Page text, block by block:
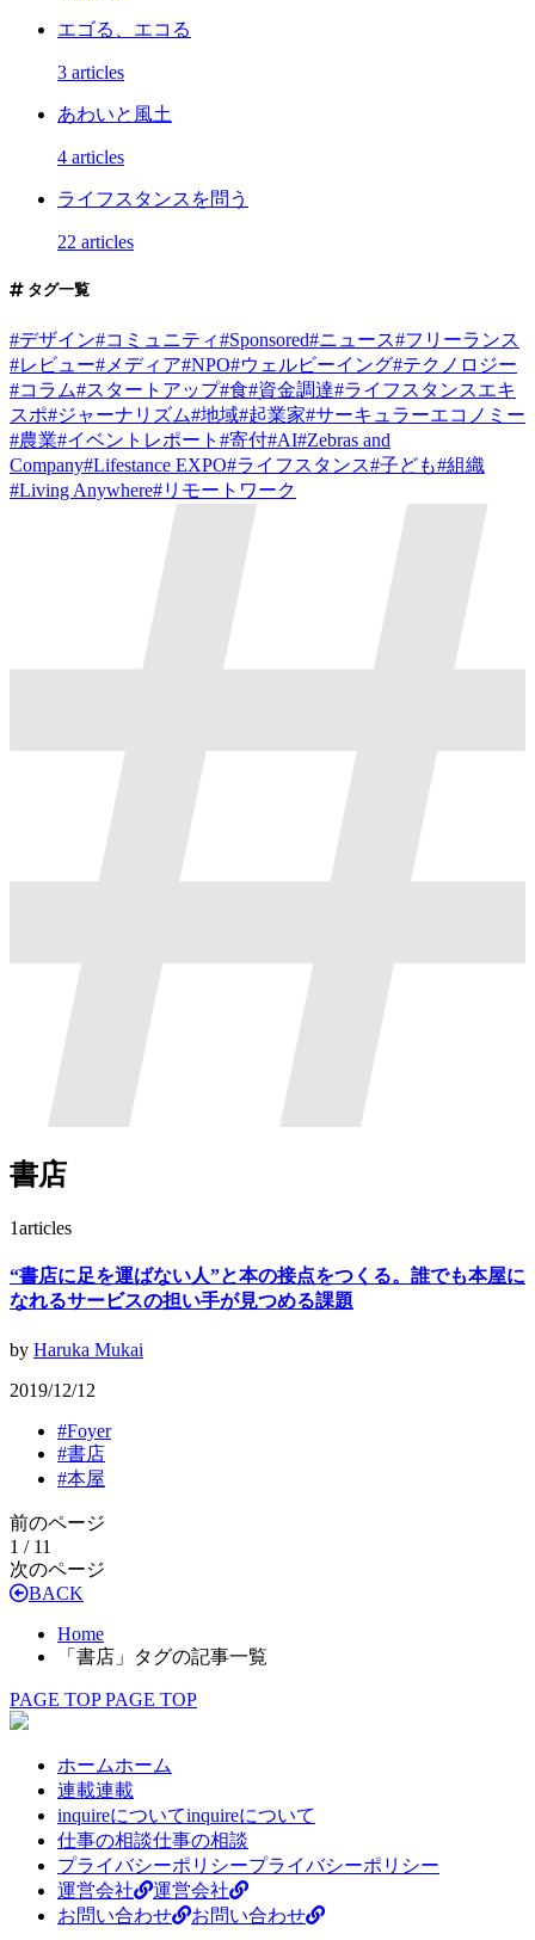
エゴる、エコる
3 articles
あわいと風土
4 articles
ライフスタンスを問う
22 articles
タグ一覧
#デザイン#コミュニティ#Sponsored#ニュース#フリーランス
#レビュー# メディア#NPO#ウェルビーイング#テクノロジー
#コラム#スタートアップ#食#資金調達#ライフスタンスエキ
スポ#ジャーナリズム#地域#起業家#サーキュラーエコノミー
#農業#イベントレポート #寄付#AI#Zebras and
Company#Lifestance EXPO#ライフスタンス#子ども#組織
#Living Anywhere#リモートワーク
書店
1articles
“書店に足を運ばない人”と本の接点をつくる。誰でも本屋に
なれるサービスの担い手が見つめる課題
by Haruka Mukai
2019/12/12
#Foyer
#書店
#本屋
前のページ
1 / 11
次のページ
BACK
Home
「書店」タグの記事一覧
PAGE TOP PAGE TOP
ホームホーム
連載連載
inquireについてinquireについて
仕事の相談仕事の相談
プライバシーポリシープライバシーポリシー
運営会社
運営会社
お問い合わせ
お問い合わせ